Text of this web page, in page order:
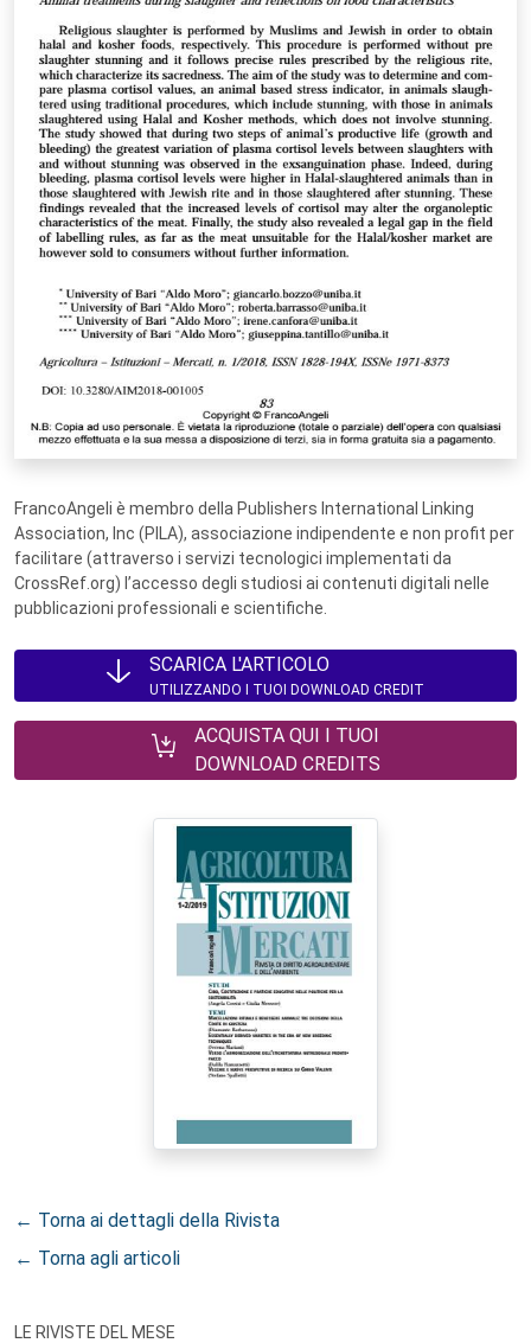
FrancoAngeli è membro della Publishers International Linking
Association, Inc (PILA), associazione indipendente e non profit per
facilitare (attraverso i servizi tecnologici implementati da
CrossRef.org) l’accesso degli studiosi ai contenuti digitali nelle
pubblicazioni professionali e scientifiche.
SCARICA L'ARTICOLO
UTILIZZANDO I TUOI DOWNLOAD CREDIT
ACQUISTA QUI I TUOI
DOWNLOAD CREDITS
← Torna ai dettagli della Rivista
← Torna agli articoli
LE RIVISTE DEL MESE